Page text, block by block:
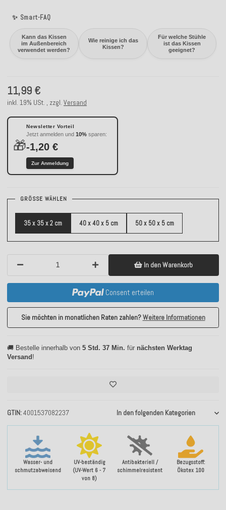
✨ Smart-FAQ
Kann das Kissen
im Außenbereich
verwendet werden?
Wie reinige ich das
Kissen?
Für welche Stühle
ist das Kissen
geeignet?
Wasser- und
schmutzabweisend
UV-beständig
(UV-Wert 6 - 7
von 8)
Antibakteriell /
schimmelresistent
Bezugsstoff:
Ökotex 100
GTIN 4001537082237 In den folgenden Kategorien
11,99 €
inkl. 19% USt. , zzgl. Versand
🎁
Newsletter Vorteil
Jetzt anmelden und 10% sparen:
-1,20 €
Zur Anmeldung
GRÖSSE WÄHLEN
35 x 35 x 2 cm 40 x 40 x 5 cm 50 x 50 x 5 cm
In den Warenkorb
Consent erteilen
Sie möchten in monatlichen Raten zahlen?Weitere Informationen
🚚 Bestelle innerhalb von 5 Std. 37 Min. für nächsten Werktag
Versand!